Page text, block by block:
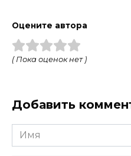
Оцените автора
( Пока оценок нет )
Добавить
Имя
*